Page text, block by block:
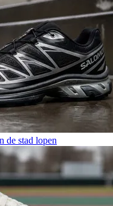
de stad lopen